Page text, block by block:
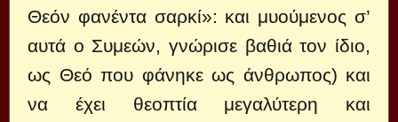
Θεόν φανέντα σαρκί»: και μυούμενος σ’
αυτά ο Συμεών, γνώρισε βαθιά τον ίδιο,
ως Θεό που φάνηκε ως άνθρωπος) και
να έχει θεοπτία μεγαλύτερη και